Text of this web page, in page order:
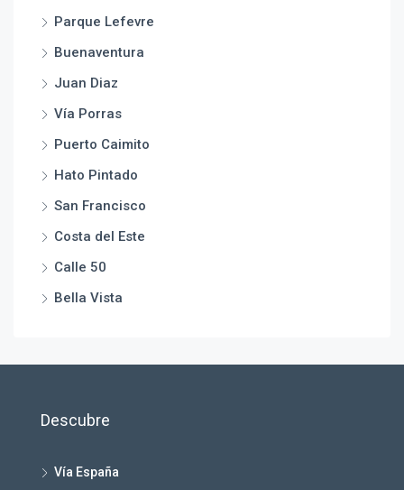
Parque Lefevre
Buenaventura
Juan Diaz
Vía Porras
Puerto Caimito
Hato Pintado
San Francisco
Costa del Este
Calle 50
Bella Vista
Descubre
Vía España